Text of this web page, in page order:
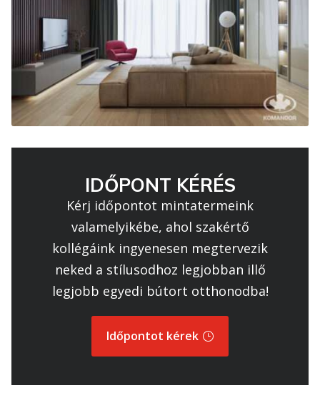
IDŐPONT KÉRÉS
Kérj időpontot mintatermeink
valamelyikébe, ahol szakértő
kollégáink ingyenesen megtervezik
neked a stílusodhoz legjobban illő
legjobb egyedi bútort otthonodba!
Időpontot kérek